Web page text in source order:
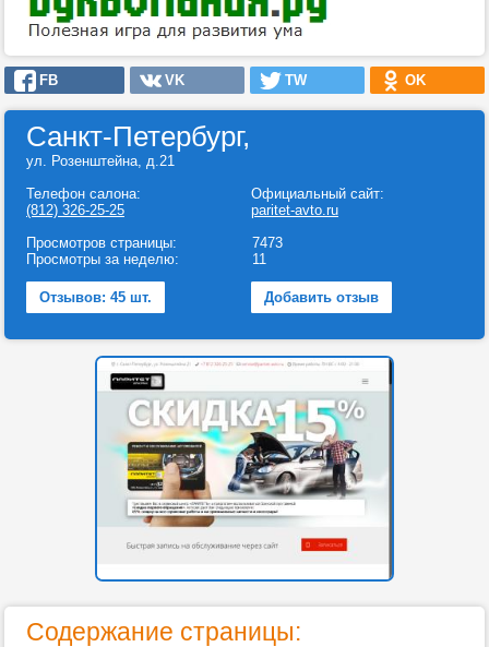
FB VK TW OK
Санкт-Петербург,
ул. Розенштейна, д.21
Телефон салона:
(812) 326-25-25
Официальный сайт:
paritet-avto.ru
Просмотров страницы:
Просмотры за неделю:
7473
11
Отзывов: 45 шт. Добавить отзыв
Содержание страницы: